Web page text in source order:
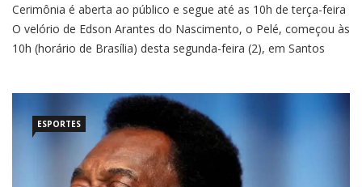
Cerimônia é aberta ao público e segue até as 10h de terça-feira
O velório de Edson Arantes do Nascimento, o Pelé, começou às
10h (horário de Brasília) desta segunda-feira (2), em Santos
ESPORTES